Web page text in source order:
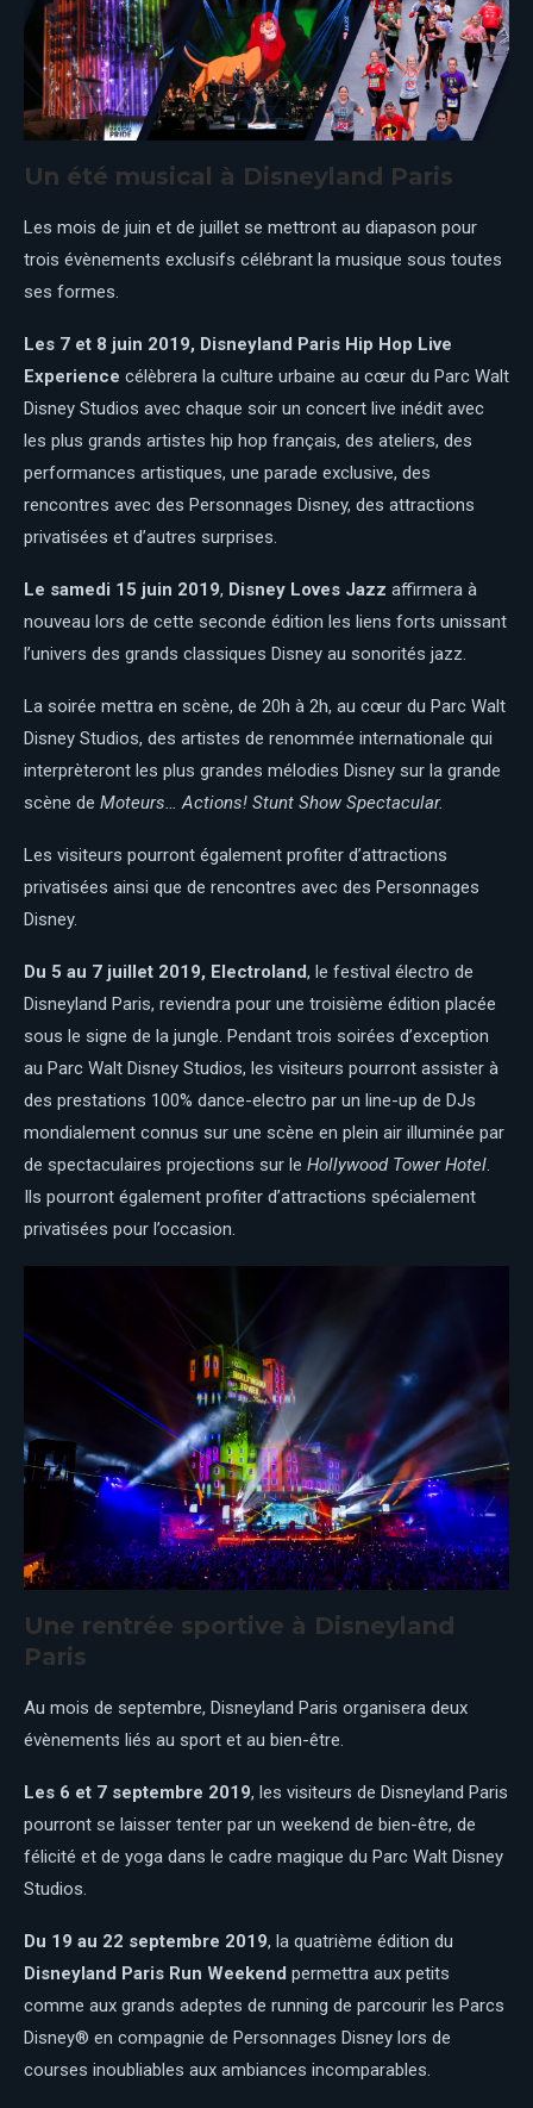
Un été musical à Disneyland Paris
Les mois de juin et de juillet se mettront au diapason pour
trois évènements exclusifs célébrant la musique sous toutes
ses formes.
Les 7 et 8 juin 2019, Disneyland Paris Hip Hop Live
Experience célèbrera la culture urbaine au cœur du Parc Walt
Disney Studios avec chaque soir un concert live inédit avec
les plus grands artistes hip hop français, des ateliers, des
performances artistiques, une parade exclusive, des
rencontres avec des Personnages Disney, des attractions
privatisées et d’autres surprises.
Le samedi 15 juin 2019, Disney Loves Jazz affirmera à
nouveau lors de cette seconde édition les liens forts unissant
l’univers des grands classiques Disney au sonorités jazz.
La soirée mettra en scène, de 20h à 2h, au cœur du Parc Walt
Disney Studios, des artistes de renommée internationale qui
interprèteront les plus grandes mélodies Disney sur la grande
scène de Moteurs… Actions! Stunt Show Spectacular.
Les visiteurs pourront également profiter d’attractions
privatisées ainsi que de rencontres avec des Personnages
Disney.
Du 5 au 7 juillet 2019, Electroland, le festival électro de
Disneyland Paris, reviendra pour une troisième édition placée
sous le signe de la jungle. Pendant trois soirées d’exception
au Parc Walt Disney Studios, les visiteurs pourront assister à
des prestations 100% dance-electro par un line-up de DJs
mondialement connus sur une scène en plein air illuminée par
de spectaculaires projections sur le Hollywood Tower Hotel
Ils pourront également profiter d’attractions spécialement
privatisées pour l’occasion.
Une rentrée sportive à Disneyland
Paris
Au mois de septembre, Disneyland Paris organisera deux
évènements liés au sport et au bien-être.
Les 6 et 7 septembre 2019, les visiteurs de Disneyland Paris
pourront se laisser tenter par un weekend de bien-être, de
félicité et de yoga dans le cadre magique du Parc Walt Disney
Studios.
Du 19 au 22 septembre 2019, la quatrième édition du
Disneyland Paris Run Weekend permettra aux petits
comme aux grands adeptes de running de parcourir les Parcs
Disney® en compagnie de Personnages Disney lors de
courses inoubliables aux ambiances incomparables.